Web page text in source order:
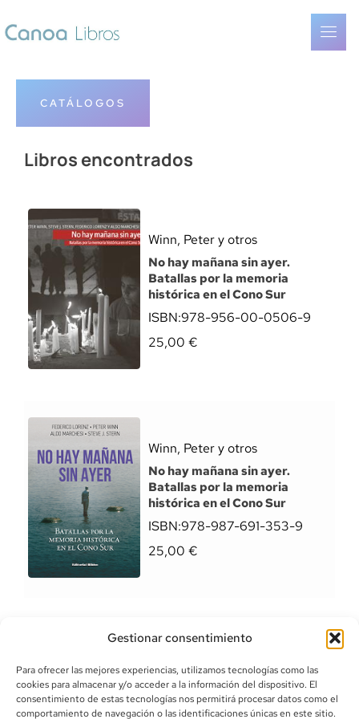
Gestionar consentimiento
Para ofrecer las mejores experiencias, utilizamos tecnologías como las
cookies para almacenar y/o acceder a la información del dispositivo. El
consentimiento de estas tecnologías nos permitirá procesar datos como el
comportamiento de navegación o las identificaciones únicas en este sitio.
CATÁLOGOS
Libros encontrados
Winn, Peter y otros
No hay mañana sin ayer.
Batallas por la memoria
histórica en el Cono Sur
ISBN:978-956-00-0506-9
25,00 €
Winn, Peter y otros
No hay mañana sin ayer.
Batallas por la memoria
histórica en el Cono Sur
ISBN:978-987-691-353-9
25,00 €